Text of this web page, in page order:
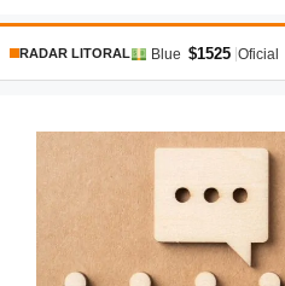
RADAR LITORAL Blue $1525 Oficial